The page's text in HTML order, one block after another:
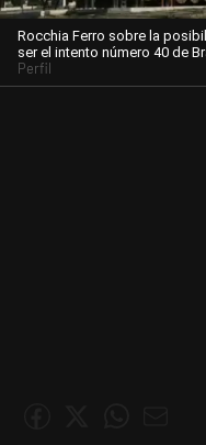
Rocchia Ferro sobre la
ser el intento número 40 de
Perfil